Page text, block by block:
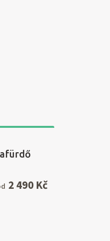
2 490 Kč